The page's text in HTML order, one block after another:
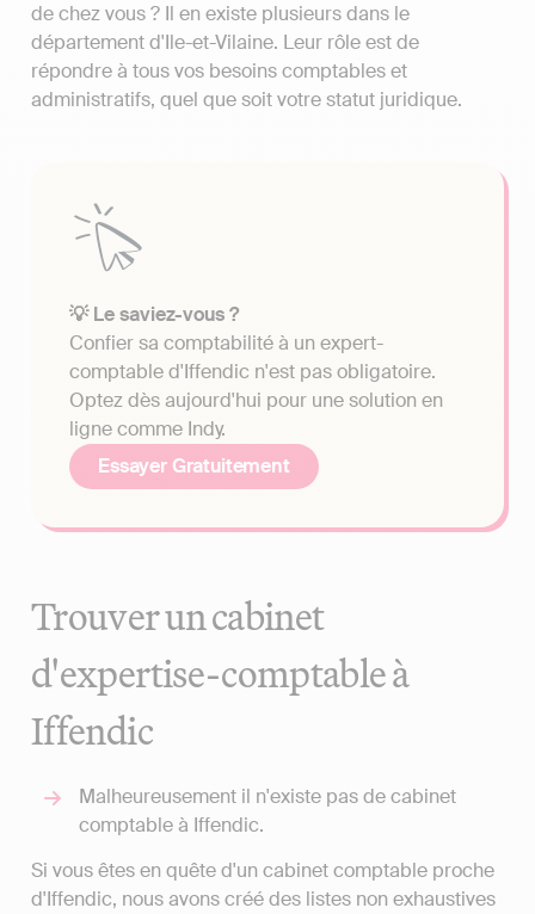
de chez vous ? Il en existe plusieurs dans le
département d'Ile-et-Vilaine. Leur rôle est de
répondre à tous vos besoins comptables et
administratifs, quel que soit votre statut juridique.
💡 Le saviez-vous ?
Confier sa comptabilité à un expert-
comptable d'Iffendic n'est pas obligatoire.
Optez dès aujourd'hui pour une solution en
ligne comme Indy.
Essayer Gratuitement
Trouver un cabinet
d'expertise-comptable à
Iffendic
Malheureusement il n'existe pas de cabinet
comptable à Iffendic.
Si vous êtes en quête d'un cabinet comptable proche
d'Iffendic, nous avons créé des listes non exhaustives